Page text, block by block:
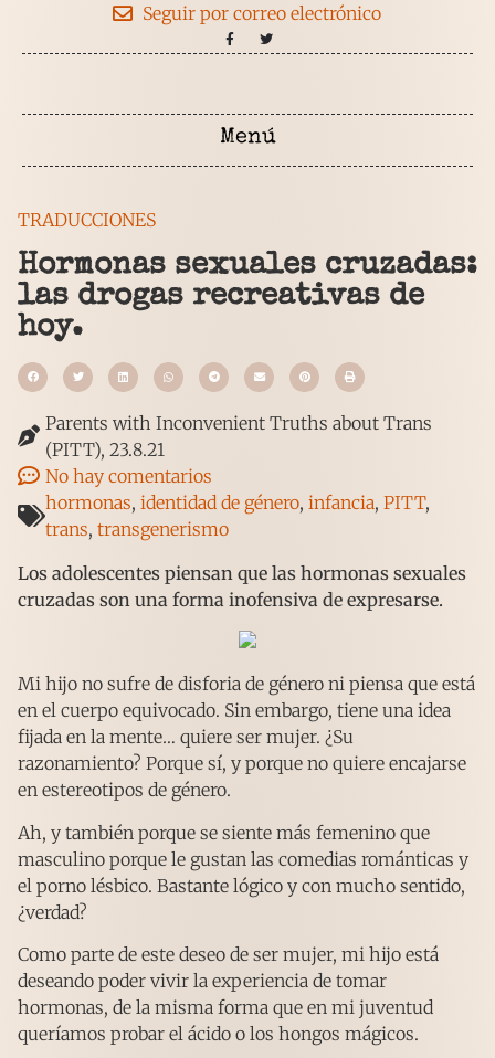
Seguir por correo electrónico
TRADUCCIONES
Hormonas sexuales cruzadas:
las drogas recreativas de
hoy.
Parents with Inconvenient Truths about Trans
(PITT), 23.8.21
No hay comentarios
hormonas, identidad de género, infancia, PITT,
trans, transgenerismo
Los adolescentes piensan que las hormonas sexuales
cruzadas son una forma inofensiva de expresarse.
Mi hijo no sufre de disforia de género ni piensa que está
en el cuerpo equivocado. Sin embargo, tiene una idea
fijada en la mente… quiere ser mujer. ¿Su
razonamiento? Porque sí, y porque no quiere encajarse
en estereotipos de género.
Ah, y también porque se siente más femenino que
masculino porque le gustan las comedias románticas y
el porno lésbico. Bastante lógico y con mucho sentido,
¿verdad?
Como parte de este deseo de ser mujer, mi hijo está
deseando poder vivir la experiencia de tomar
hormonas, de la misma forma que en mi juventud
queríamos probar el ácido o los hongos mágicos.